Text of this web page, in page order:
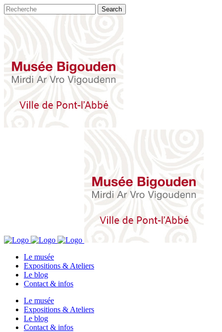
Le musée
Expositions & Ateliers
Le blog
Contact & infos
Le musée
Expositions & Ateliers
Le blog
Contact & infos